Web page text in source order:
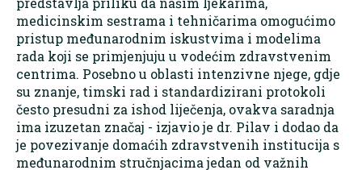
medicinskim sestrama i tehničarima omogućimo
pristup međunarodnim iskustvima i modelima
rada koji se primjenjuju u vodećim zdravstvenim
centrima. Posebno u oblasti intenzivne njege, gdje
su znanje, timski rad i standardizirani protokoli
često presudni za ishod liječenja, ovakva saradnja
ima izuzetan značaj - izjavio je dr. Pilav i dodao da
je povezivanje domaćih zdravstvenih institucija s
međunarodnim stručnjacima jedan od važnih